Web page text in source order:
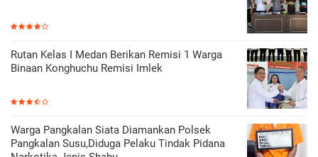
Rutan Kelas I Medan Berikan Remisi 1 Warga
Binaan Konghuchu Remisi Imlek
Warga Pangkalan Siata Diamankan Polsek
Pangkalan Susu,Diduga Pelaku Tindak Pidana